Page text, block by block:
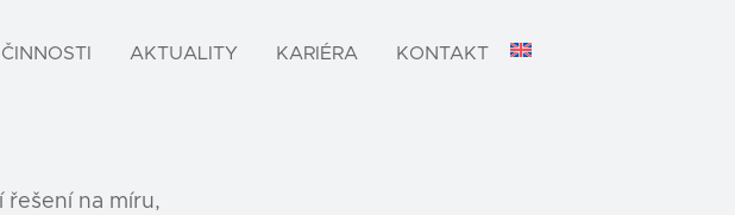
ČINNOSTI AKTUALITY KARIÉRA KONTAKT
řešení na míru,